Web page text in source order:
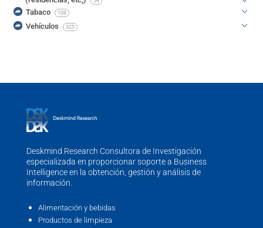
Tabaco 108
Vehículos 325
Deskmind Research Consultora de Investigación
especializada en proporcionar soporte a Business
Intelligence en la obtención, gestión y análisis de
información.
Alimentación y bebidas
Productos de limpieza